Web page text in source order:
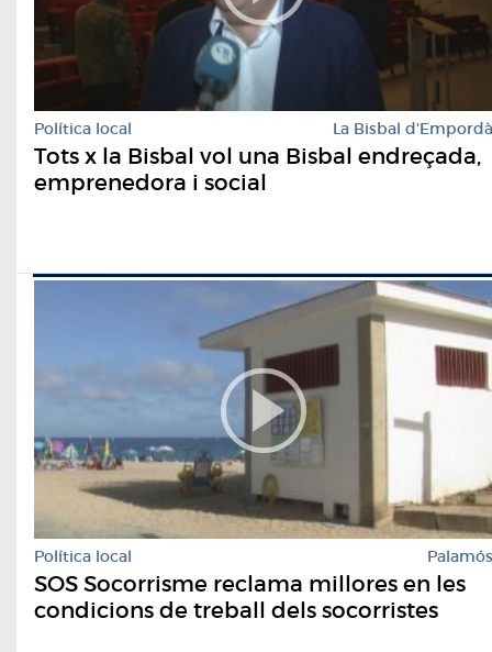
Política local La Bisbal d'Empordà
Tots x la Bisbal vol una Bisbal endreçada,
emprenedora i social
Política local Palamós
SOS Socorrisme reclama millores en les
condicions de treball dels socorristes